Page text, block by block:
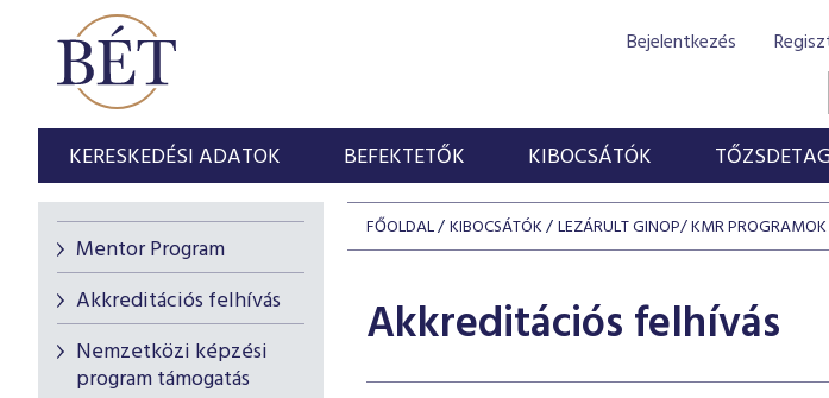
Bejelentkezés
KERESKEDÉSI ADATOK BEFEKTETŐK KIBOCSÁTÓK
Mentor Program
Akkreditációs felhívás
Nemzetközi képzési
program támogatás
FŐOLDAL KIBOCSÁTÓK LEZÁRULT GINOP/ KMR PROGRAMOK
Akkreditációs felhívás